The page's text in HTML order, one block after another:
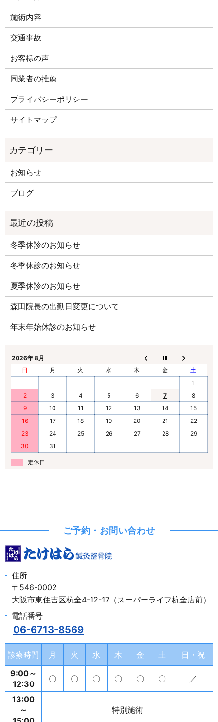
施術内容
交通事故
お客様の声
同業者の推薦
プライバシーポリシー
サイトマップ
お知らせ
ブログ
冬季休診のお知らせ
冬季休診のお知らせ
夏季休診のお知らせ
森田院長の出勤日変更について
年末年始休診のお知らせ
2026年 8月
日
月 火 水 木 金
土
1
2
3 4 5 6 7
8
9
10 11 12 13 14
15
16
17 18 19 20 21
22
23
24 25 26 27 28
29
30
31
定休日
ご予約・お問い合わせ
住所
〒546-0002
大阪市東住吉区杭全4-12-17（スーパーライフ杭全店前）
電話番号
06-6713-8569
診療時間 月 火 水 木 金 土
日・祝
9:00～
12:30
〇 〇 〇 〇 〇 〇 ／
13:00
～
特別施術